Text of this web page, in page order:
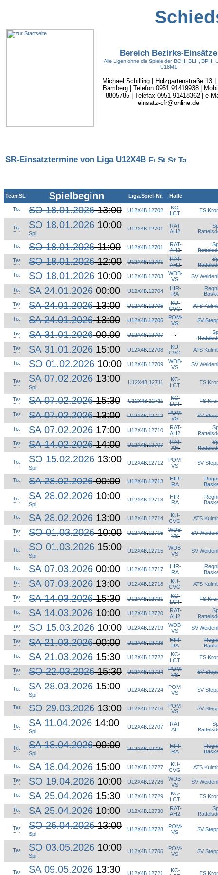
Bereich Bezirks-Einsätze
Alle Ligen ohne die Spiele der BOH, BLH, BPH,
U18M1
Michael Schilling | Holzgartenstraße 13 |
Bamberg | Telefon 0951 91419938 |
8805785 | Telefax 0951 91418362 | e-
einsatz-ofr@online.de
SR-Einsatztermine von Liga U12X4B
TeamSL Spielbeginn Liga.Spiel-Nr. Halle
SO 18.01.202613:00 U12X4B.12702
KC-
LCT
TS
SO 18.01.2026 10:00 U12X4B 12701
RAT-
AH2
SO 18.01.202611:00 U12X4B.12701
RAT-
AH2
SO 18.01.202612:00 U12X4B.12701
RAT-
AH2
SO 18.01.2026 10:00 U12X4B 12703
WDB-
VS
SV
SA 24.01.2026 00:00 U12X4B 12704
HIR-
RA
SA 24.01.202613:00 U12X4B.12705
KU-
CVG
ATS
SA 24.01.202613:00 U12X4B.12706
POM-
VS
SV
SA 31.01.202600:00 U12X4B.12707
SA 31.01.2026 15:00 U12X4B 12708
KU-
CVG
ATS
SO 01.02.2026 10:00 U12X4B 12709
WDB-
VS
SV
SA 07.02.2026 13:00 U12X4B. 12711
KC-
LCT
TS
SA 07.02.202615:30 U12X4B.12711
KC-
LCT
TS
SA 07.02.202613:00 U12X4B.12712
POM-
VS
SV
SA 07.02.2026 17:00 U12X4B 12710
RAT-
AH2
SA 14.02.202614:00 U12X4B.12707
RAT-
AH
SO 15.02.2026 13:00 U12X4B 12712
POM-
VS
SV
SA 28.02.202600:00 U12X4B.12713
HIR-
RA
SA 28.02.2026 10:00 U12X4B 12713
HIR-
RA
SA 28.02.2026 13:00 U12X4B 12714
KU-
CVG
ATS
SO 01.03.202610:00 U12X4B.12715
WDB-
VS
SV
SO 01.03.2026 15:00 U12X4B 12715
WDB-
VS
SV
SA 07.03.2026 00:00 U12X4B 12717
HIR-
RA
SA 07.03.2026 13:00 U12X4B 12718
KU-
CVG
ATS
SA 14.03.202615:30 U12X4B.12721
KC-
LCT
TS
SA 14.03.2026 10:00 U12X4B 12720
RAT-
AH2
SO 15.03.2026 10:00 U12X4B 12719
WDB-
VS
SV
SA 21.03.202600:00 U12X4B.12723
HIR-
RA
SA 21.03.2026 15:30 U12X4B 12722
KC-
LCT
TS
SO 22.03.202615:30 U12X4B.12724
POM-
VS
SV
SA 28.03.2026 15:00 U12X4B 12724
POM-
VS
SV
SO 29.03.2026 13:00 U12X4B 12716
POM-
VS
SV
SA 11.04.2026 14:00 U12X4B 12707
RAT-
AH
SA 18.04.202600:00 U12X4B.12725
HIR-
RA
SA 18.04.2026 15:00 U12X4B 12727
KU-
CVG
ATS
SO 19.04.2026 10:00 U12X4B 12726
WDB-
VS
SV
SA 25.04.2026 15:30 U12X4B 12729
KC-
LCT
TS
SA 25.04.2026 10:00 U12X4B 12730
RAT-
AH2
SO 26.04.202613:00 U12X4B.12728
POM-
VS
SV
SO 03.05.2026 10:00 U12X4B 12706
POM-
VS
SV
SA 09.05.2026 13:30 U12X4B 12721
KC-
TS